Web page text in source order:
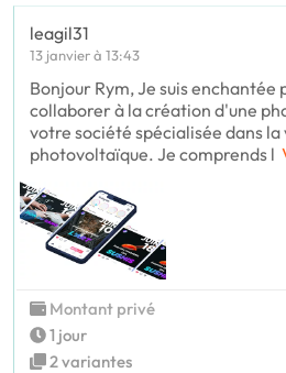
leagil31
13 janvier à 13:43
Bonjour Rym, Je suis
collaborer à la création d'une
votre société spécialisée dans
photovoltaïque. Je comprends l
Montant privé
1 jour
2 variantes